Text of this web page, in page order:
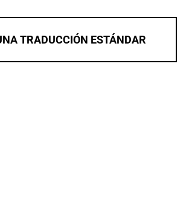
TRADUCCIÓN ESTÁNDAR